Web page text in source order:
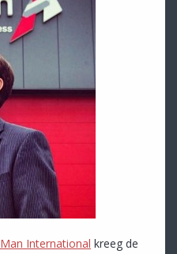
Man International kreeg de